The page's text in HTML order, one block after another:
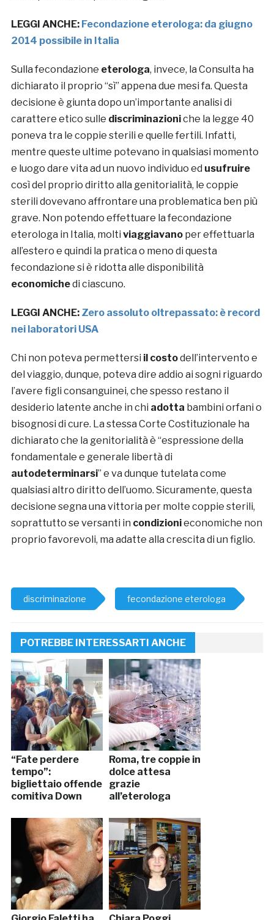
LEGGI ANCHE: Fecondazione eterologa: da giugno
2014 possibile in Italia
Sulla fecondazione eterologa, invece, la Consulta ha
dichiarato il proprio “sì” appena due mesi fa. Questa
decisione è giunta dopo un’importante analisi di
carattere etico sulle discriminazioniche la legge 40
poneva tra le coppie sterili e quelle fertili. Infatti,
mentre queste ultime potevano in qualsiasi momento
e luogo dare vita ad un nuovo individuo ed usufruire
così del proprio diritto alla genitorialità, le coppie
sterili dovevano affrontare una problematica ben più
grave. Non potendo effettuare la fecondazione
eterologa in Italia, molti viaggiavanoper effettuarla
all’estero e quindi la pratica o meno di questa
fecondazione si è ridotta alle disponibilità
economichedi ciascuno.
LEGGI ANCHE: Zero assoluto oltrepassato: è record
nei laboratori USA
Chi non poteva permettersi il costodell’intervento e
del viaggio, dunque, poteva dire addio ai sogni riguardo
l’avere figli consanguinei, che spesso restano il
desiderio latente anche in chi adotta bambini orfani o
bisognosi di cure. La stessa Corte Costituzionale ha
dichiarato che la genitorialità è “espressione della
fondamentale e generale libertà di
autodeterminarsi” e va dunque tutelata come
qualsiasi altro diritto dell’uomo. Sicuramente, questa
decisione segna una vittoria per molte coppie sterili,
soprattutto se versanti in condizionieconomiche non
proprio favorevoli, ma adatte alla crescita di un figlio.
discriminazione fecondazione eterologa
POTREBBE INTERESSARTI ANCHE
“Fate perdere
tempo”:
bigliettaio offende
comitiva Down
Roma, tre coppie in
dolce attesa
grazie
all’eterologa